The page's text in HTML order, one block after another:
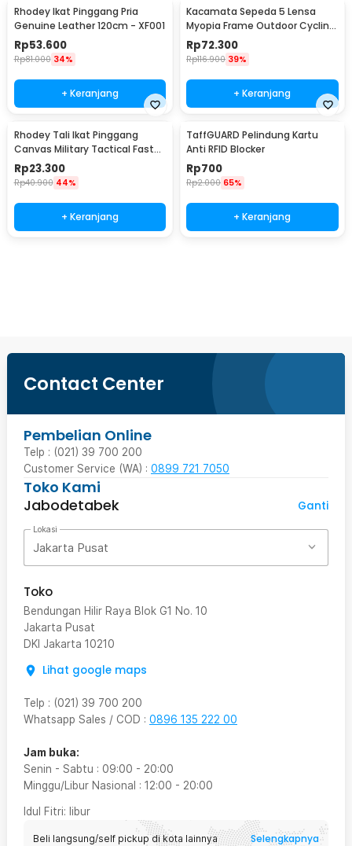
Rhodey Ikat Pinggang Pria
Genuine Leather 120cm - XF001
Rp53.600
Rp81.000 34%
+ Keranjang
Kacamata Sepeda 5 Lensa
Myopia Frame Outdoor Cycling
Sunglasses - 0089
Rp72.300
Rp116.900 39%
+ Keranjang
Rhodey Tali Ikat Pinggang
Canvas Military Tactical Fast
Unlock 120cm - MU055
Rp23.300
Rp40.900 44%
+ Keranjang
TaffGUARD Pelindung Kartu
Anti RFID Blocker
Rp700
Rp2.000 65%
+ Keranjang
Contact Center
Pembelian Online
Telp : (021) 39 700 200
Customer Service (WA) : 0899 721 7050
Toko Kami
Jabodetabek
Ganti
Lokasi
Jakarta Pusat
Toko
Bendungan Hilir Raya Blok G1 No. 10
Jakarta Pusat
DKI Jakarta 10210
Lihat google maps
Telp : (021) 39 700 200
Whatsapp Sales / COD : 0896 135 222 00
Jam buka:
Senin - Sabtu : 09:00 - 20:00
Minggu/Libur Nasional : 12:00 - 20:00
Idul Fitri: libur
Beli langsung/self pickup di kota lainnya Selengkapnya